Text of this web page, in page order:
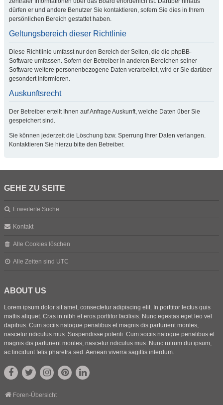
dürfen er und andere Benutzer Sie kontaktieren, sofern Sie dies in Ihrem
persönlichen Bereich gestattet haben.
Geltungsbereich dieser Richtlinie
Diese Richtlinie umfasst nur den Bereich der Seiten, die die phpBB-
Software umfassen. Sofern der Betreiber in anderen Bereichen seiner
Software weitere personenbezogene Daten verarbeitet, wird er Sie darüber
gesondert informieren.
Auskunftsrecht
Der Betreiber erteilt Ihnen auf Anfrage Auskunft, welche Daten über Sie
gespeichert sind.
Sie können jederzeit die Löschung bzw. Sperrung Ihrer Daten verlangen.
Kontaktieren Sie hierzu bitte den Betreiber.
GEHE ZU SEITE
Erweiterte Suche
Kontakt
Alle Cookies löschen
Alle Zeiten sind UTC
ABOUT US
Lorem ipsum dolor sit amet, consectetur adipiscing elit. In porttitor lectus quis
mattis aliquet. Cras in nibh et eros porttitor facilisis. Nunc egestas eget leo vel
dapibus. Cum sociis natoque penatibus et magnis dis parturient montes,
nascetur ridiculus mus. Suspendisse potenti. Cum sociis natoque penatibus et
magnis dis parturient montes, nascetur ridiculus mus. Nunc rutrum dui ipsum,
ac tincidunt felis pharetra sed. Aenean viverra sagittis interdum.
Foren-Übersicht